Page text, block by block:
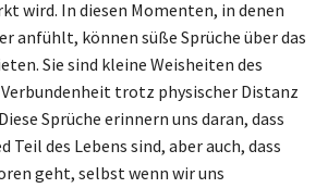
wird. In diesen Momenten, in denen
anfühlt, können süße Sprüche über das
Sie sind kleine Weisheiten des
trotz physischer Distanz
Sprüche erinnern uns daran, dass
Teil des Lebens sind, aber auch, dass
geht, selbst wenn wir uns